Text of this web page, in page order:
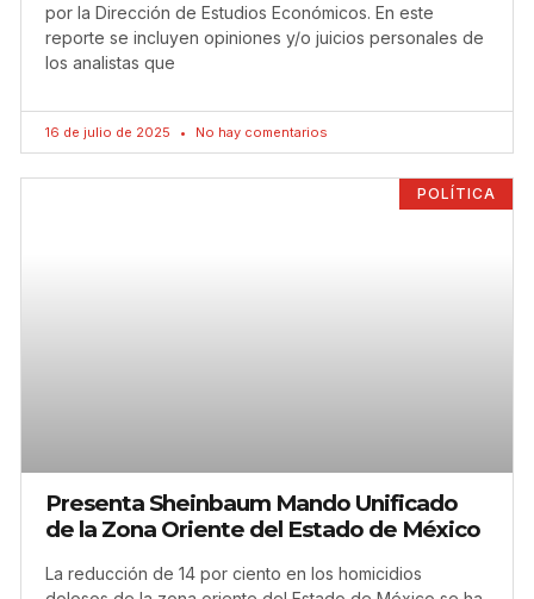
por la Dirección de Estudios Económicos. En este
reporte se incluyen opiniones y/o juicios personales de
los analistas que
16 de julio de 2025 No hay comentarios
POLÍTICA
Presenta Sheinbaum Mando Unificado
de la Zona Oriente del Estado de México
La reducción de 14 por ciento en los homicidios